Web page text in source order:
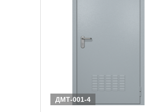
ДМТ-001-4